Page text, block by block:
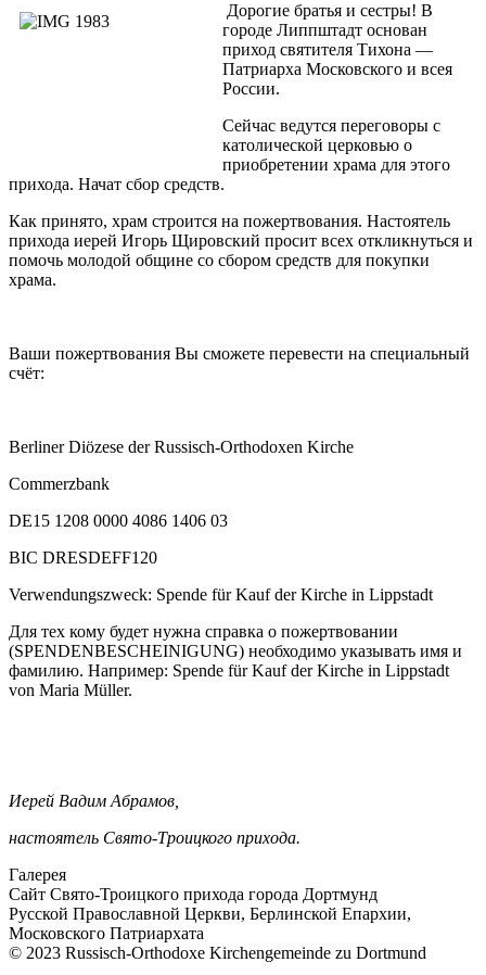
Дорогие братья и сестры! В
городе Липпштадт основан
приход святителя Тихона —
Патриарха Московского и всея
России.
Сейчас ведутся переговоры с
католической церковью о
приобретении храма для этого
прихода. Начат сбор средств.
Как принято, храм строится на пожертвования. Настоятель
прихода иерей Игорь Щировский просит всех откликнуться и
помочь молодой общине со сбором средств для покупки
храма.
Ваши пожертвования Вы сможете перевести на специальный
счёт:
Berliner Diözese der Russisch-Orthodoxen Kirche
Commerzbank
DE15 1208 0000 4086 1406 03
BIC DRESDEFF120
Verwendungszweck: Spende für Kauf der Kirche in Lippstadt
Для тех кому будет нужна справка о пожертвовании
(SPENDENBESCHEINIGUNG) необходимо указывать имя и
фамилию. Например: Spende für Kauf der Kirche in Lippstadt
von Maria Müller.
Иерей Вадим Абрамов,
настоятель Свято-Троицкого прихода.
Галерея
Сайт Свято-Троицкого прихода города Дортмунд
Русской Православной Церкви, Берлинской Епархии,
Московского Патриархата
© 2023 Russisch-Orthodoxe Kirchengemeinde zu Dortmund